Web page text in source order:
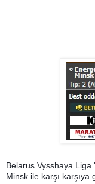
Belarus Vysshaya
Minsk ile karşı karşıya